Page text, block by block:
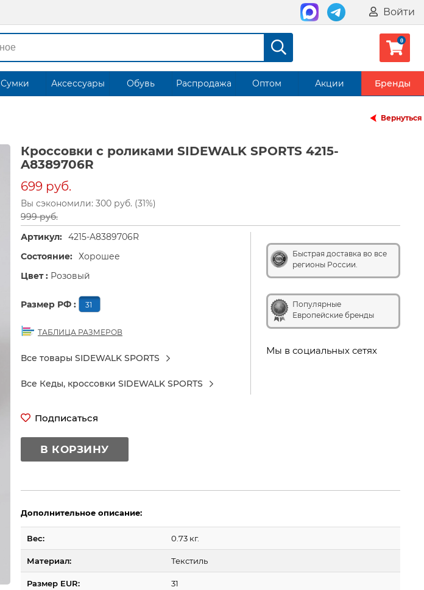
Войти
Сумки Аксессуары Обувь Распродажа Оптом Акции Бренды
Вернуться
Кроссовки с роликами SIDEWALK SPORTS 4215-
A8389706R
699 руб.
Вы сэкономили: 300 руб. (31%)
999 руб.
Быстрая доставка во все
регионы России.
Популярные
Европейские бренды
Мы в социальных сетях
Артикул: 4215-A8389706R
Состояние: Хорошее
Цвет : Розовый
Размер РФ : 31
ТАБЛИЦА РАЗМЕРОВ
Все товары SIDEWALK SPORTS
Все Кеды, кроссовки SIDEWALK SPORTS
Подписаться
В КОРЗИНУ
Дополнительное описание:
Вес: 0.73 кг.
Материал: Текстиль
Размер EUR: 31